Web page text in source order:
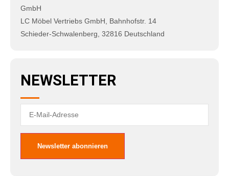
GmbH
LC Möbel Vertriebs GmbH
Bahnhofstr. 14
Schieder-Schwalenberg 32816 Deutschland
NEWSLETTER